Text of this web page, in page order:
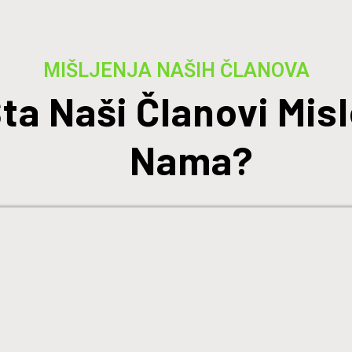
MIŠLJENJA NAŠIH ČLANOVA
Naši Članovi
Nama?